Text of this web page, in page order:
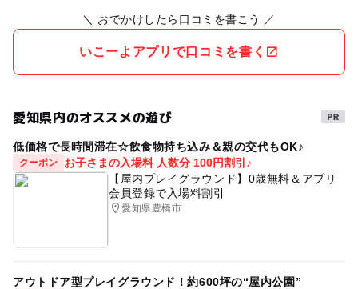
＼ おでかけしたら口コミを書こう ／
いこーよアプリで口コミを書く
愛知県内のオススメの遊び
低価格で長時間滞在☆飲食物持ち込み＆親の交代もOK♪
クーポン
お子さまの入場料 人数分 100円割引♪
【屋内プレイグラウンド】0歳無料＆アプリ
会員登録で入場料割引
愛知県豊橋市
アウトドア型プレイグラウンド！約600坪の“屋内公園”